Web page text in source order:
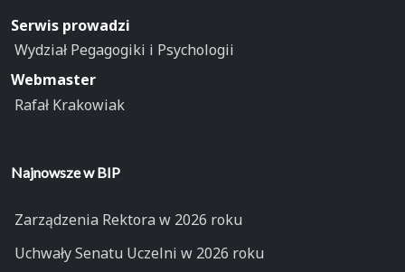
Serwis prowadzi
Wydział Pegagogiki i Psychologii
Webmaster
Rafał Krakowiak
Najnowsze w BIP
Zarządzenia Rektora w 2026 roku
Uchwały Senatu Uczelni w 2026 roku